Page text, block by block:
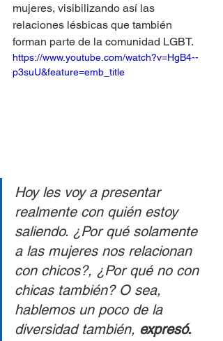
mujeres, visibilizando así las
relaciones lésbicas que también
forman parte de la comunidad LGBT.
https://www.youtube.com/watch?v=HgB4--
p3suU&feature=emb_title
Hoy les voy a presentar
realmente con quién estoy
saliendo. ¿Por qué solamente
a las mujeres nos relacionan
con chicos?, ¿Por qué no con
chicas también? O sea,
hablemos un poco de la
diversidad también, expresó.